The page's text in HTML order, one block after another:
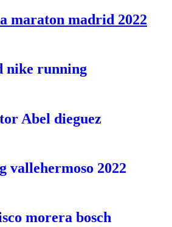
maraton madrid 2022
nike running
Abel dieguez
vallehermoso 2022
morera bosch